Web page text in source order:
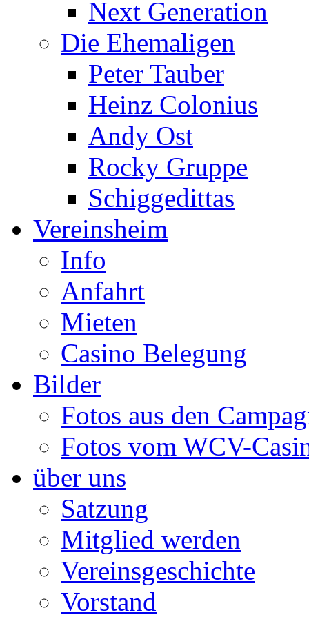
Next Generation
Die Ehemaligen
Peter Tauber
Heinz Colonius
Andy Ost
Rocky Gruppe
Schiggedittas
Vereinsheim
Info
Anfahrt
Mieten
Casino Belegung
Bilder
Fotos aus den
Fotos vom WCV-
über uns
Satzung
Mitglied werden
Vereinsgeschichte
Vorstand